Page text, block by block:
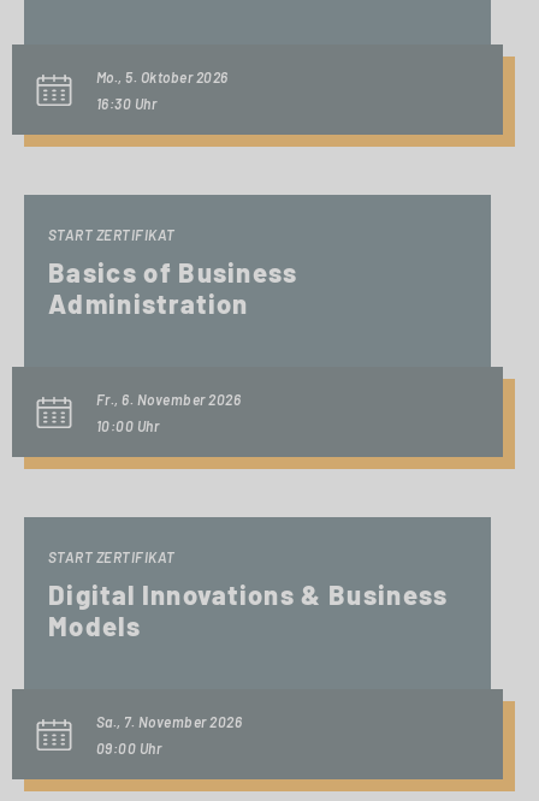
Mo., 5. Oktober 2026
16:30 Uhr
START ZERTIFIKAT
Basics of Business
Administration
Fr., 6. November 2026
10:00 Uhr
START ZERTIFIKAT
Digital Innovations & Business
Models
Sa., 7. November 2026
09:00 Uhr